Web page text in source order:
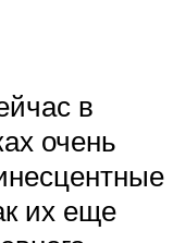
в
очень
их еще